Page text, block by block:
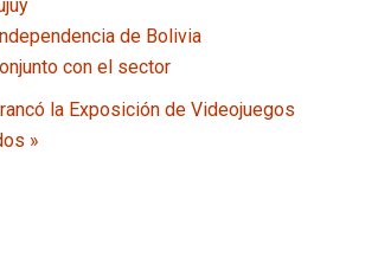
de Bolivia
con el sector
la Exposición de Videojuegos
»